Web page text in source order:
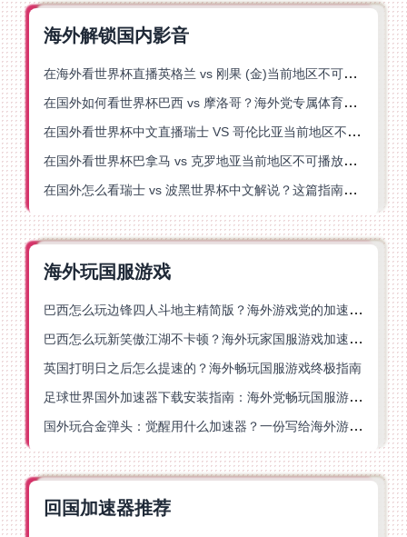
海外解锁国内影音
在海外看世界杯直播英格兰 vs 刚果 (金)当前地区不可播放？这篇指南帮你突破所有限制
在国外如何看世界杯巴西 vs 摩洛哥？海外党专属体育观赛指南来了
在国外看世界杯中文直播瑞士 VS 哥伦比亚当前地区不可播放？这篇指南帮你搞定
在国外看世界杯巴拿马 vs 克罗地亚当前地区不可播放？这篇指南帮你轻松解决海外体育直播难题
在国外怎么看瑞士 vs 波黑世界杯中文解说？这篇指南帮你搞定所有地区限制问题
海外玩国服游戏
巴西怎么玩边锋四人斗地主精简版？海外游戏党的加速器终极选择
巴西怎么玩新笑傲江湖不卡顿？海外玩家国服游戏加速终极指南（附猫和老鼠一梦江湖实测）
英国打明日之后怎么提速的？海外畅玩国服游戏终极指南
足球世界国外加速器下载安装指南：海外党畅玩国服游戏的终极解决方案
国外玩合金弹头：觉醒用什么加速器？一份写给海外游子的畅玩指南
回国加速器推荐